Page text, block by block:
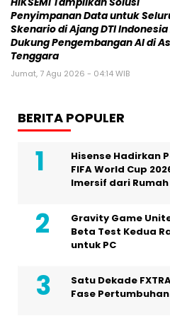
Penyimpanan Data untuk
Skenario di Ajang DTI Indonesia
Dukung Pengembangan AI di
Tenggara
Jumat, 7 Agu 2026 - 04:14 WIB
BERITA POPULER
Hisense Hadirkan
FIFA World Cup
Imersif dari Rumah
Gravity Game
Beta Test Kedua
untuk PC
Satu Dekade
Fase